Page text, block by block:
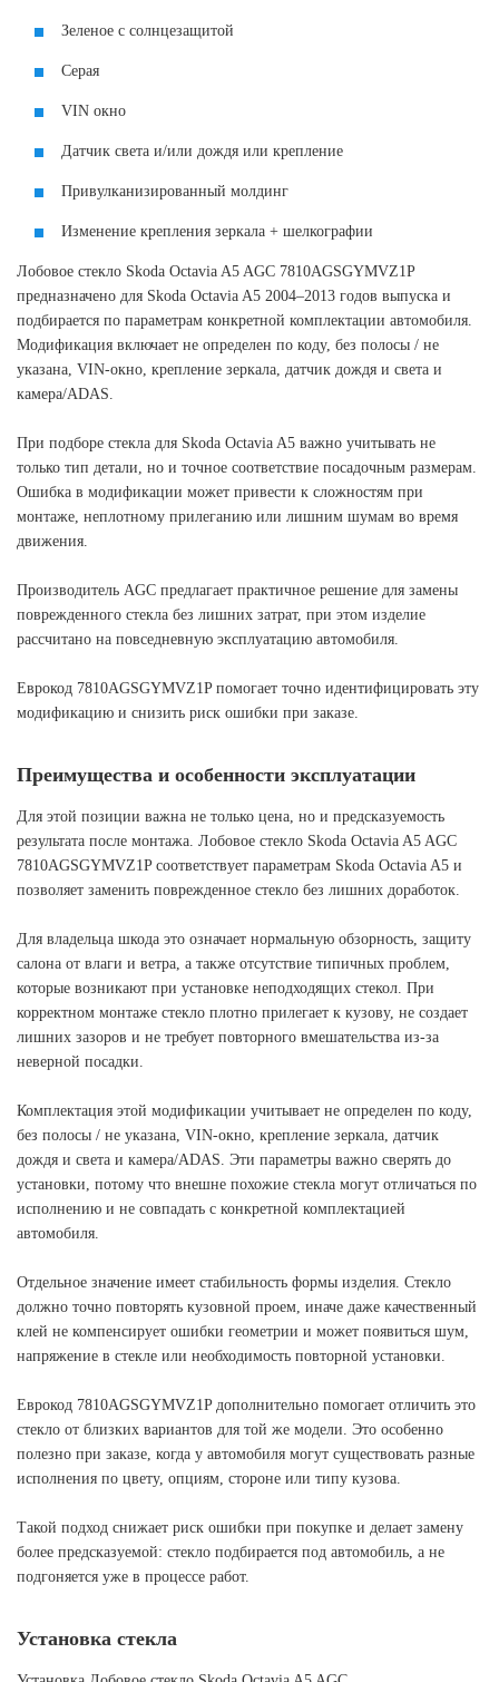
Зеленое с солнцезащитой
Серая
VIN окно
Датчик света и/или дождя или крепление
Привулканизированный молдинг
Изменение крепления зеркала + шелкографии
Лобовое стекло Skoda Octavia A5 AGC 7810AGSGYMVZ1P
предназначено для Skoda Octavia A5 2004–2013 годов выпуска и
подбирается по параметрам конкретной комплектации автомобиля.
Модификация включает не определен по коду, без полосы / не
указана, VIN-окно, крепление зеркала, датчик дождя и света и
камера/ADAS.
При подборе стекла для Skoda Octavia A5 важно учитывать не
только тип детали, но и точное соответствие посадочным размерам.
Ошибка в модификации может привести к сложностям при
монтаже, неплотному прилеганию или лишним шумам во время
движения.
Производитель AGC предлагает практичное решение для замены
поврежденного стекла без лишних затрат, при этом изделие
рассчитано на повседневную эксплуатацию автомобиля.
Еврокод 7810AGSGYMVZ1P помогает точно идентифицировать эту
модификацию и снизить риск ошибки при заказе.
Преимущества и особенности эксплуатации
Для этой позиции важна не только цена, но и предсказуемость
результата после монтажа. Лобовое стекло Skoda Octavia A5 AGC
7810AGSGYMVZ1P соответствует параметрам Skoda Octavia A5 и
позволяет заменить поврежденное стекло без лишних доработок.
Для владельца шкода это означает нормальную обзорность, защиту
салона от влаги и ветра, а также отсутствие типичных проблем,
которые возникают при установке неподходящих стекол. При
корректном монтаже стекло плотно прилегает к кузову, не создает
лишних зазоров и не требует повторного вмешательства из-за
неверной посадки.
Комплектация этой модификации учитывает не определен по коду,
без полосы / не указана, VIN-окно, крепление зеркала, датчик
дождя и света и камера/ADAS. Эти параметры важно сверять до
установки, потому что внешне похожие стекла могут отличаться по
исполнению и не совпадать с конкретной комплектацией
автомобиля.
Отдельное значение имеет стабильность формы изделия. Стекло
должно точно повторять кузовной проем, иначе даже качественный
клей не компенсирует ошибки геометрии и может появиться шум,
напряжение в стекле или необходимость повторной установки.
Еврокод 7810AGSGYMVZ1P дополнительно помогает отличить это
стекло от близких вариантов для той же модели. Это особенно
полезно при заказе, когда у автомобиля могут существовать разные
исполнения по цвету, опциям, стороне или типу кузова.
Такой подход снижает риск ошибки при покупке и делает замену
более предсказуемой: стекло подбирается под автомобиль, а не
подгоняется уже в процессе работ.
Установка стекла